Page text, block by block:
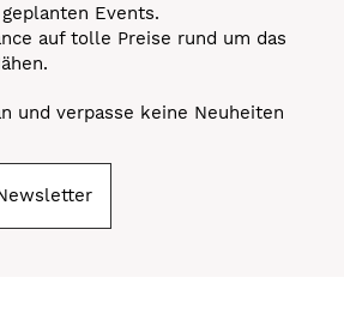
Events.
auf tolle Preise rund um das
und verpasse keine Neuheiten